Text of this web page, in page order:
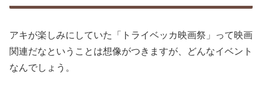
アキが楽しみにしていた「トライベッカ映画祭」って映画
関連だなということは想像がつきますが、どんなイベント
なんでしょう。